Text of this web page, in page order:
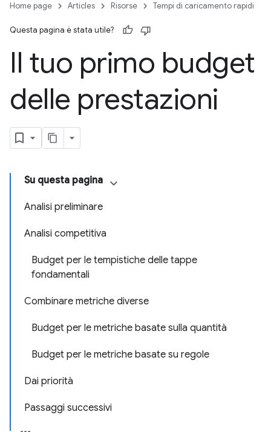
Home page Articles Risorse Tempi di caricamento rapidi
Questa pagina è stata utile?
Il tuo primo budget
delle prestazioni
Su questa pagina
Analisi preliminare
Analisi competitiva
Budget per le tempistiche delle tappe
fondamentali
Combinare metriche diverse
Budget per le metriche basate sulla quantità
Budget per le metriche basate su regole
Dai priorità
Passaggi successivi